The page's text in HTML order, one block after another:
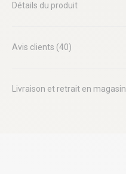
Détails du produit
Avis clients (40)
Livraison et retrait en magasin